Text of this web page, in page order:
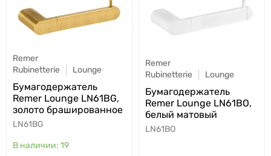
Remer
Rubinetterie
Lounge
Бумагодержатель
Remer Lounge LN61BG,
золото брашированное
LN61BG
19
Remer
Rubinetterie
Lounge
Бумагодержатель
Remer Lounge LN61BO,
белый матовый
LN61BO